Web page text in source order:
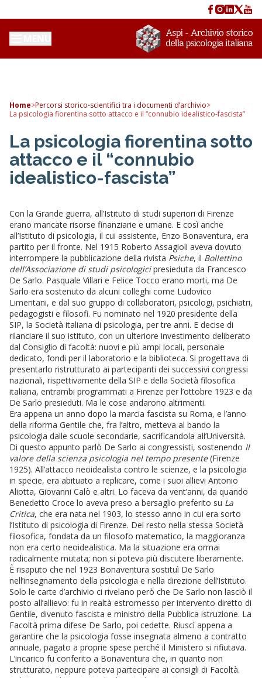
Home>Percorsi storico-scientifici tra i documenti d’archivio>
La psicologia fiorentina sotto attacco e il “connubio idealistico-fascista”
La psicologia fiorentina sotto
attacco e il “connubio
idealistico-fascista”
Con la Grande guerra, all’Istituto di studi superiori di Firenze
erano mancate risorse finanziarie e umane. E così anche
all’Istituto di psicologia, il cui assistente, Enzo Bonaventura, era
partito per il fronte. Nel 1915 Roberto Assagioli aveva dovuto
interrompere la pubblicazione della rivista Psiche, il Bollettino
dell’Associazione di studi psicologicipresieduta da Francesco
De Sarlo. Pasquale Villari e Felice Tocco erano morti, ma De
Sarlo era sostenuto da alcuni colleghi come Ludovico
Limentani, e dal suo gruppo di collaboratori, psicologi, psichiatri,
pedagogisti e filosofi. Fu nominato nel 1920 presidente della
SIP, la Società italiana di psicologia, per tre anni. E decise di
rilanciare il suo istituto, con un ulteriore investimento deliberato
dal Consiglio di facoltà: nuovi e più ampi locali, personale
dedicato, fondi per il laboratorio e la biblioteca. Si progettava di
presentarlo ristrutturato ai partecipanti dei successivi congressi
nazionali, rispettivamente della SIP e della Società filosofica
italiana, entrambi programmati a Firenze per l’ottobre 1923 e da
De Sarlo presieduti. Ma le cose andarono altrimenti.
Era appena un anno dopo la marcia fascista su Roma, e l’anno
della riforma Gentile che, fra l’altro, metteva al bando la
psicologia dalle scuole secondarie, sacrificandola all’Università.
Di questo appunto parlò De Sarlo ai congressisti, sostenendo Il
valore della scienza psicologia nel tempo presente(Firenze
1925). All’attacco neoidealista contro le scienze, e la psicologia
in specie, era abituato a replicare, come i suoi allievi Antonio
Aliotta, Giovanni Calò e altri. Lo faceva da vent’anni, da quando
Benedetto Croce lo aveva preso a bersaglio preferito su La
Critica, che era nata nel 1903, lo stesso anno in cui era sorto
l’Istituto di psicologia di Firenze. Del resto nella stessa Società
filosofica, fondata da un filosofo matematico, la maggioranza
non era certo neoidealistica. Ma la situazione era ormai
radicalmente mutata; non si poteva più discutere liberamente.
È risaputo che nel 1923 Bonaventura sostituì De Sarlo
nell’insegnamento della psicologia e nella direzione dell’Istituto.
Solo le carte d’archivio ci rivelano però che De Sarlo non lasciò il
posto all’allievo: fu in realtà estromesso per intervento diretto di
Gentile, divenuto fascista e ministro della Pubblica istruzione. La
Facoltà prima difese De Sarlo, poi cedette. Riuscì appena a
garantire che la psicologia fosse insegnata almeno a contratto
annuale, pagato a proprie spese perché il Ministero si rifiutava.
L’incarico fu conferito a Bonaventura che, in quanto non
strutturato, neppure poteva partecipare ai consigli di Facoltà.